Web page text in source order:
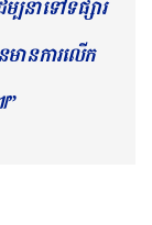
នាំទៅ​ទីផ្សារ
ានការ​លើក